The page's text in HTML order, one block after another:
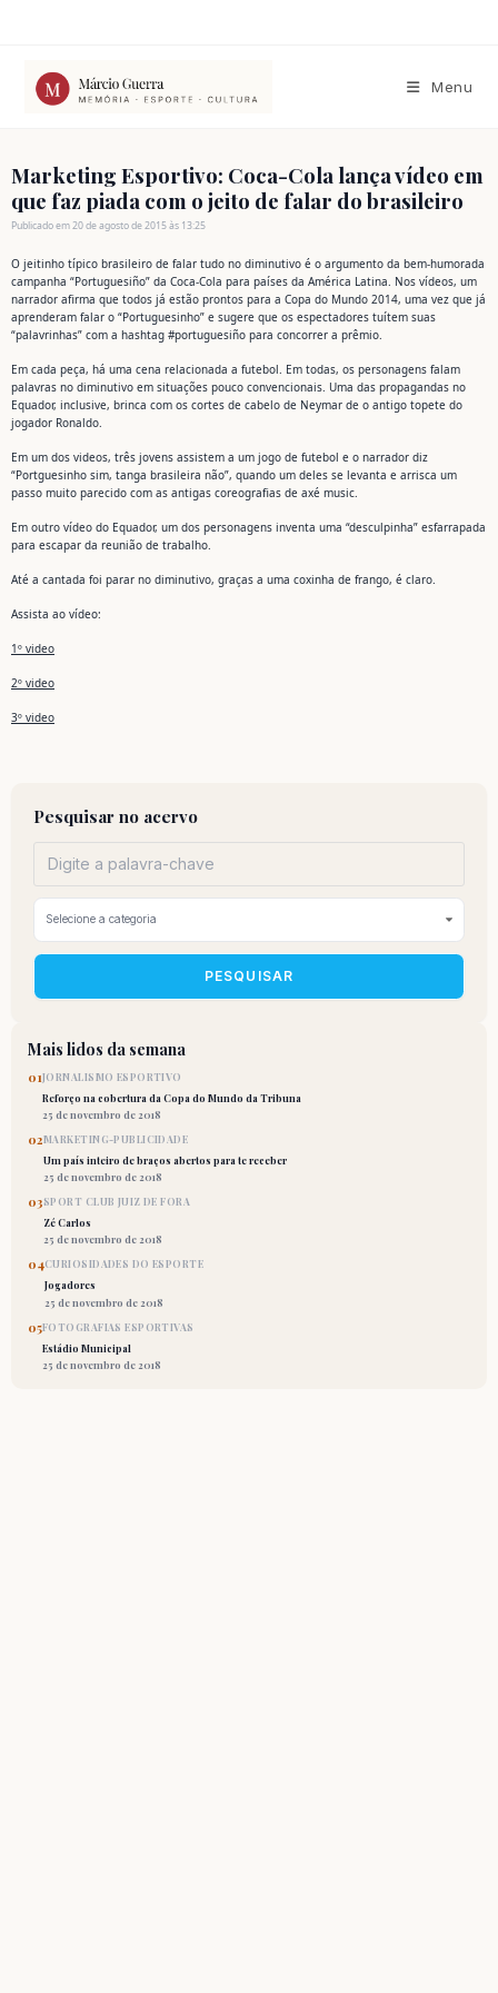
conteúdo
Menu
Marketing Esportivo: Coca-Cola lança vídeo em
que faz piada com o jeito de falar do brasileiro
Publicado em 20 de agosto de 2015 às 13:25
O jeitinho típico brasileiro de falar tudo no diminutivo é o argumento da bem-humorada
campanha “Portuguesiño” da Coca-Cola para países da América Latina. Nos vídeos, um
narrador afirma que todos já estão prontos para a Copa do Mundo 2014, uma vez que já
aprenderam falar o “Portuguesinho” e sugere que os espectadores tuítem suas
“palavrinhas” com a hashtag #portuguesiño para concorrer a prêmio.
Em cada peça, há uma cena relacionada a futebol. Em todas, os personagens falam
palavras no diminutivo em situações pouco convencionais. Uma das propagandas no
Equador, inclusive, brinca com os cortes de cabelo de Neymar de o antigo topete do
jogador Ronaldo.
Em um dos videos, três jovens assistem a um jogo de futebol e o narrador diz
“Portguesinho sim, tanga brasileira não”, quando um deles se levanta e arrisca um
passo muito parecido com as antigas coreografias de axé music.
Em outro vídeo do Equador, um dos personagens inventa uma “desculpinha” esfarrapada
para escapar da reunião de trabalho.
Até a cantada foi parar no diminutivo, graças a uma coxinha de frango, é claro.
Assista ao vídeo:
1º video
2º video
3º video
Pesquisar no acervo
PESQUISAR
Mais lidos da semana
01JORNALISMO ESPORTIVO
Reforço na cobertura da Copa do Mundo da Tribuna
25 de novembro de 2018
02MARKETING-PUBLICIDADE
Um país inteiro de braços abertos para te receber
25 de novembro de 2018
03SPORT CLUB JUIZ DE FORA
Zé Carlos
25 de novembro de 2018
04CURIOSIDADES DO ESPORTE
Jogadores
25 de novembro de 2018
05FOTOGRAFIAS ESPORTIVAS
Estádio Municipal
25 de novembro de 2018